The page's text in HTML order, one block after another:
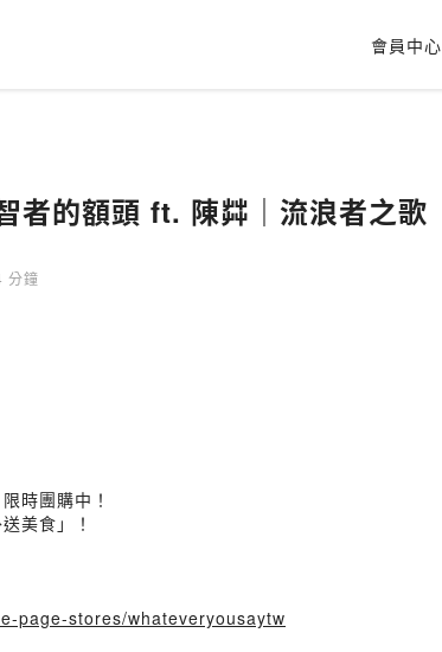
會員中心
者的額頭 ft. 陳茻｜流浪者之歌
分鐘
時團購中！
美食」！
page-stores/whateveryousaytw